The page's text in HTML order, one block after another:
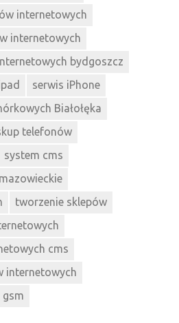
internetowych
internetowych
bydgoszcz
serwis iPhone
Białołęka
telefonów
system cms
tworzenie sklepów
cms
internetowych
gsm